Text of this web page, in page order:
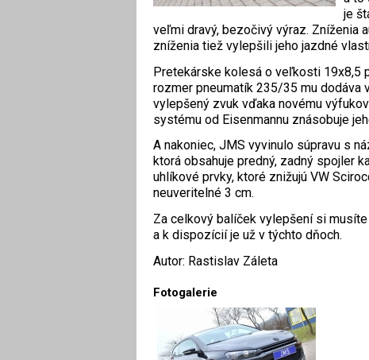
je
veľmi dravý, bezočivý výraz. Zníženia
zníženia tiež vylepšili jeho jazdné
Pretekárske kolesá o veľkosti 19x8,5
rozmer pneumatík 235/35 mu dodáva
vylepšený zvuk vďaka novému
systému od Eisenmannu znásobuje
A nakoniec, JMS vyvinulo súpravu s
ktorá obsahuje predný, zadný spojler
uhlíkové prvky, ktoré znižujú VW
neuveritelné 3 cm.
Za celkový balíček vylepšení si
a k dispozícií je už v týchto dňoch.
Autor: Rastislav Záleta
Fotogalerie